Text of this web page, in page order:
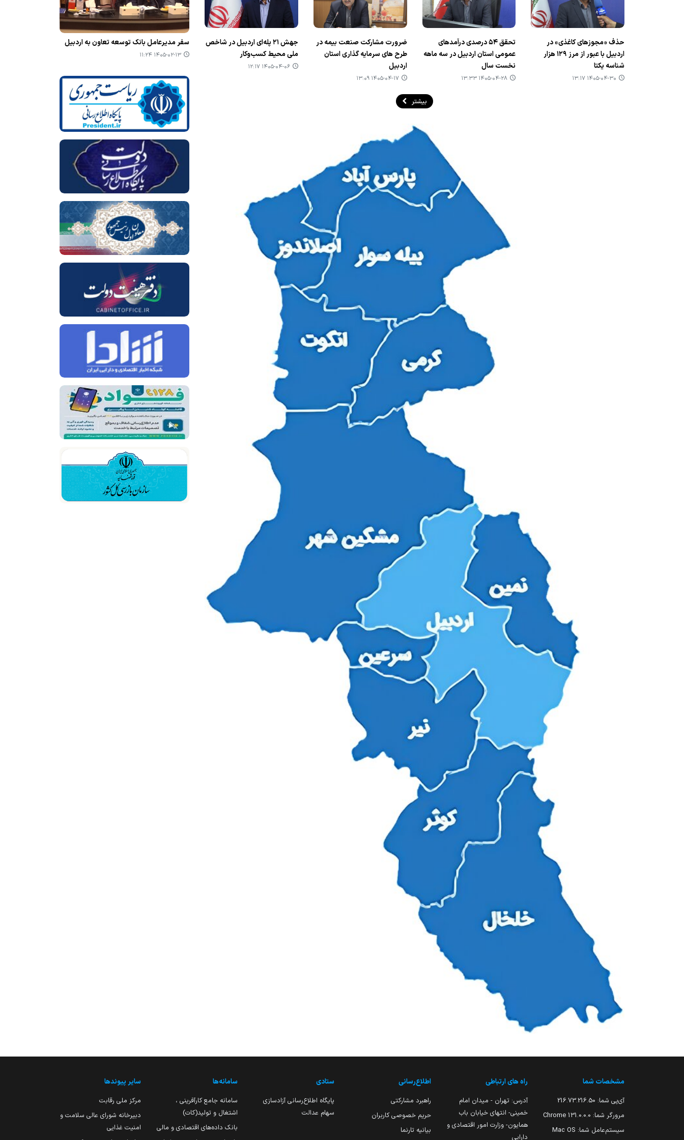
حذف «مجوزهای کاغذی» در
اردبیل با عبور از مرز ۱۲۹ هزار
شناسه یکتا
۱۴۰۵-۰۴-۳۰ ۱۳:۱۷
تحقق ۵۴ درصدی درآمدهای
عمومی استان اردبیل در سه ماهه
نخست سال
۱۴۰۵-۰۴-۲۸ ۱۳:۳۳
ضرورت مشارکت صنعت بیمه در
طرح های سرمایه گذاری استان
اردبیل
۱۴۰۵-۰۴-۱۷ ۱۳:۰۹
جهش ۲۱ پله‌ای اردبیل در شاخص
ملی محیط کسب‌وکار
۱۴۰۵-۰۴-۰۶ ۱۲:۱۷
بیشتر
سفر مدیرعامل بانک توسعه تعاون به اردبیل
۱۴۰۵-۰۲-۱۳ ۱۱:۲۴
مشخصات شما
آی‌پی شما: 216.73.216.50
مرورگر شما: 131.0.0.0 Chrome
سیستم‌عامل شما: Mac OS
راه های ارتباطی
آدرس: تهران - میدان امام
خمینی- انتهای خیابان باب
همایون- وزارت امور اقتصادی و
دارایی
اطلاع‌رسانی
راهبرد مشارکتی
حریم خصوصی کاربران
بیانیه تارنما
ستادی
پایگاه اطلاع‌رسانی آزادسازی
سهام عدالت
سامانه‌ها
سامانه جامع کارآفرینی ،
اشتغال و تولید(کات)
بانک داده‌های اقتصادی و مالی
سایر پیوندها
مرکز ملی رقابت
دبیرخانه شورای عالی سلامت و
امنیت غذایی